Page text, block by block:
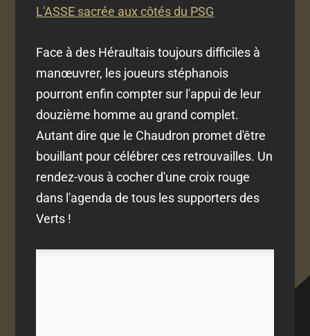
L'ASSE sacrée aux côtés du PSG
Face à des Héraultais toujours difficiles à
manœuvrer, les joueurs stéphanois
pourront enfin compter sur l'appui de leur
douzième homme au grand complet.
Autant dire que le Chaudron promet d'être
bouillant pour célébrer ces retrouvailles. Un
rendez-vous à cocher d'une croix rouge
dans l'agenda de tous les supporters des
Verts !